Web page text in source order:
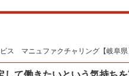
ス マニュファクチャリング【岐阜県